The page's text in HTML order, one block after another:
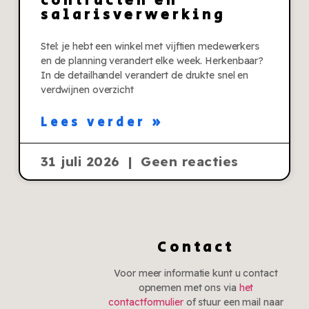
salarisverwerking
Stel: je hebt een winkel met vijftien medewerkers
en de planning verandert elke week. Herkenbaar?
In de detailhandel verandert de drukte snel en
verdwijnen overzicht
Lees verder »
31 juli 2026 Geen reacties
Contact
Voor meer informatie kunt u contact
opnemen met ons via het
contactformulierof stuur een mail naar